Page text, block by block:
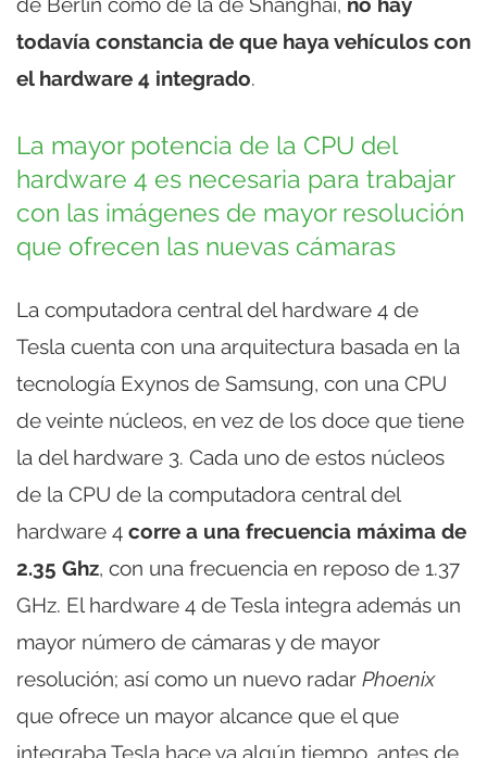
todavía constancia de que haya vehículos con
el hardware 4 integrado.
La mayor potencia de la CPU del
hardware 4 es necesaria para trabajar
con las imágenes de mayor resolución
que ofrecen las nuevas cámaras
La computadora central del hardware 4 de
Tesla cuenta con una arquitectura basada en la
tecnología Exynos de Samsung, con una CPU
de veinte núcleos, en vez de los doce que tiene
la del hardware 3. Cada uno de estos núcleos
de la CPU de la computadora central del
hardware 4 corre a una frecuencia máxima de
2.35 Ghz, con una frecuencia en reposo de 1.37
GHz. El hardware 4 de Tesla integra además un
mayor número de cámaras y de mayor
resolución; así como un nuevo radar Phoenix
que ofrece un mayor alcance que el que
integraba Tesla hace ya algún tiempo, antes de